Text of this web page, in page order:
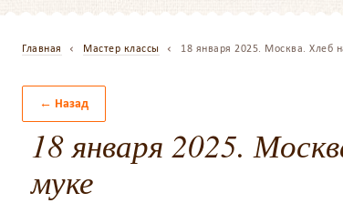
Главная Мастер классы 18 января 2025. Москва. Хлеб
← Назад
18 января 2025.
муке